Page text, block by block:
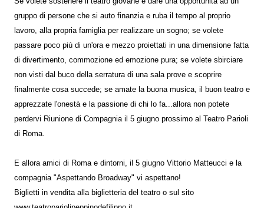
gruppo di persone che si auto finanzia e ruba il tempo al proprio
lavoro, alla propria famiglia per realizzare un sogno; se volete
passare poco più di un'ora e mezzo proiettati in una dimensione fatta
di divertimento, commozione ed emozione pura; se volete sbirciare
non visti dal buco della serratura di una sala prove e scoprire
finalmente cosa succede; se amate la buona musica, il buon teatro e
apprezzate l'onestà e la passione di chi lo fa...allora non potete
perdervi Riunione di Compagnia il 5 giugno prossimo al Teatro Parioli
di Roma.
E allora amici di Roma e dintorni, il 5 giugno Vittorio Matteucci e la
compagnia "Aspettando Broadway" vi aspettano!
Biglietti in vendita alla biglietteria del teatro o sul sito